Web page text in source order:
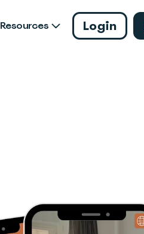
Resources Login